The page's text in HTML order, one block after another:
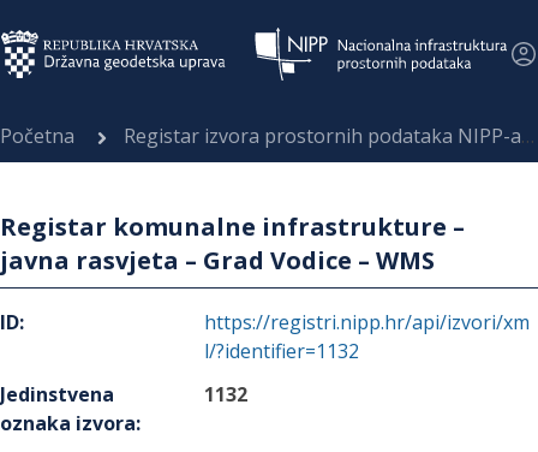
Početna Registar izvora prostornih podataka NIPP-a
Registar komunalne infrastrukture –
javna rasvjeta – Grad Vodice – WMS
ID:
https://registri.nipp.hr/api/izvori/xm
l/?identifier=1132
Jedinstvena
oznaka izvora:
1132